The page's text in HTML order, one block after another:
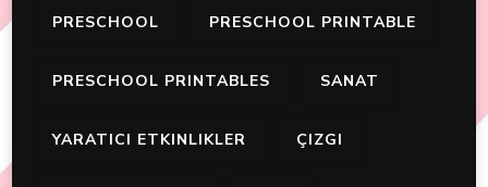
PRESCHOOL PRESCHOOL PRINTABLE
PRESCHOOL PRINTABLES SANAT
YARATICI ETKINLIKLER ÇIZGI